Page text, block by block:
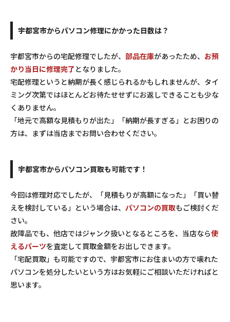
宇都宮市からパソコン修理にかかった日数は？
宇都宮市からの宅配修理でしたが、 部品在庫があったため、 お預
かり当日に修理完了となりました。
宅配修理というと納期が長く感じられるかもしれませんが、タイ
ミング次第ではほとんどお待たせせずにお返しできることも少な
くありません。
「地元で高額な見積もりが出た」「納期が長すぎる」とお困りの
方は、まずは当店までお問い合わせください。
宇都宮市からパソコン買取も可能です！
今回は修理対応でしたが、「見積もりが高額になった」「買い替
えを検討している」という場合は、 パソコンの買取もご検討くだ
さい。
故障品でも、他店ではジャンク扱いとなるところを、当店なら使
えるパーツを査定して買取金額をお出しできます。
「宅配買取」も可能ですので、宇都宮市にお住まいの方で壊れた
パソコンを処分したいという方はお気軽にご相談いただければと
思います。